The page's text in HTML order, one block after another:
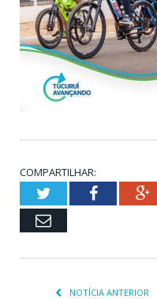
COMPARTILHAR:
TwitterFacebook
Email
NOTÍCIA ANTERIOR